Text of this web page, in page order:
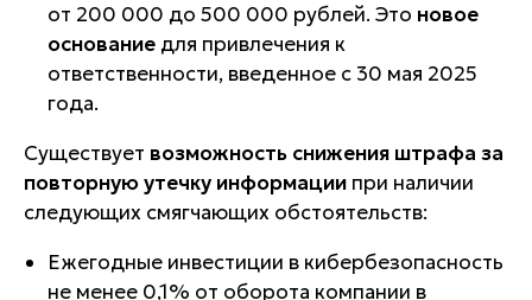
от 200 000 до 500 000 рублей. Это новое
основание для привлечения к
ответственности, введенное с 30 мая 2025
года.
Существует возможность снижения штрафа за
повторную утечку информации при наличии
следующих смягчающих обстоятельств:
Ежегодные инвестиции в кибербезопасность
не менее 0,1% от оборота компании в